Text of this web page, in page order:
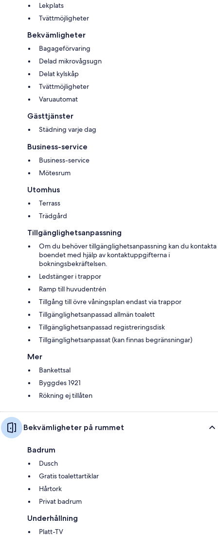
Lekplats
Tvättmöjligheter
Bekvämligheter
Bagageförvaring
Delad mikrovågsugn
Delat kylskåp
Tvättmöjligheter
Varuautomat
Gästtjänster
Städning varje dag
Business-service
Business-service
Mötesrum
Utomhus
Terrass
Trädgård
Tillgänglighetsanpassning
Om du behöver tillgänglighetsanpassning kan du kontakta
boendet med hjälp av kontaktuppgifterna i
bokningsbekräftelsen.
Ledstänger i trappor
Ramp till huvudentrén
Tillgång till övre våningsplan endast via trappor
Tillgänglighetsanpassad allmän toalett
Tillgänglighetsanpassad registreringsdisk
Tillgänglighetsanpassat (kan finnas begränsningar)
Mer
Bankettsal
Byggdes 1921
Rökning ej tillåten
Bekvämligheter på rummet
Badrum
Dusch
Gratis toalettartiklar
Hårtork
Privat badrum
Underhållning
Platt-TV